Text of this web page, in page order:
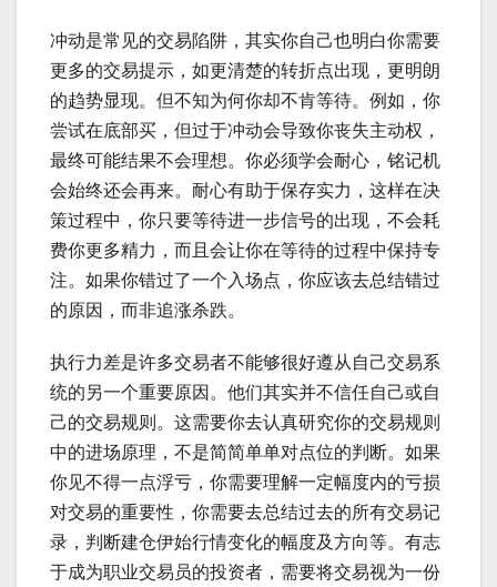
冲动是常见的交易陷阱，其实你自己也明白你需要
更多的交易提示，如更清楚的转折点出现，更明朗
的趋势显现。但不知为何你却不肯等待。例如，你
尝试在底部买，但过于冲动会导致你丧失主动权，
最终可能结果不会理想。你必须学会耐心，铭记机
会始终还会再来。耐心有助于保存实力，这样在决
策过程中，你只要等待进一步信号的出现，不会耗
费你更多精力，而且会让你在等待的过程中保持专
注。如果你错过了一个入场点，你应该去总结错过
的原因，而非追涨杀跌。
执行力差是许多交易者不能够很好遵从自己交易系
统的另一个重要原因。他们其实并不信任自己或自
己的交易规则。这需要你去认真研究你的交易规则
中的进场原理，不是简简单单对点位的判断。如果
你见不得一点浮亏，你需要理解一定幅度内的亏损
对交易的重要性，你需要去总结过去的所有交易记
录，判断建仓伊始行情变化的幅度及方向等。有志
于成为职业交易员的投资者，需要将交易视为一份